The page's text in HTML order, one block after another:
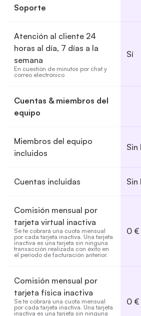
Soporte
Atención al cliente 24
horas al día, 7 días a la
semana
En cuestión de minutos por chat y
correo electrónico
Sí
Cuentas & miembros del
equipo
Miembros del equipo
incluidos
Sin
Cuentas incluidas Sin
Comisión mensual por
tarjeta virtual inactiva
Se te cobrará una cuota mensual
por cada tarjeta inactiva. Una tarjeta
inactiva es una tarjeta sin ninguna
transacción realizada con éxito en
el periodo de facturación anterior.
0 €
Comisión mensual por
tarjeta física inactiva
Se te cobrará una cuota mensual
por cada tarjeta inactiva. Una tarjeta
inactiva es una tarjeta sin ninguna
0 €